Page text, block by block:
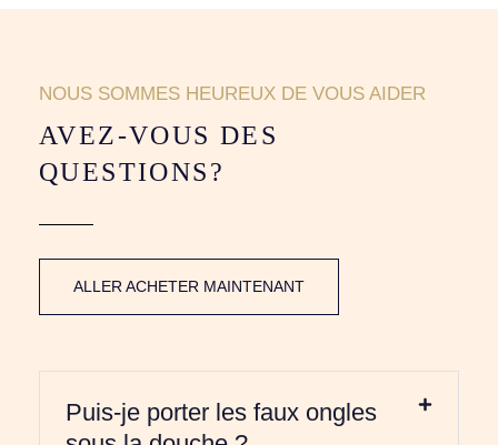
NOUS SOMMES HEUREUX DE VOUS AIDER
AVEZ-VOUS DES
QUESTIONS?
ALLER ACHETER MAINTENANT
Puis-je porter les faux ongles